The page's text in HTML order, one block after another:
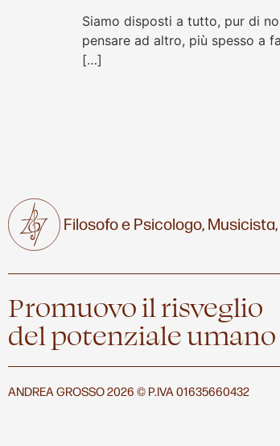
Siamo disposti a tutto, pur di
pensare ad altro, più spesso a
[…]
Filosofo e Psicologo,Musicista,
Promuovo il risveglio
del potenziale umano
ANDREA GROSSO 2026 © P.IVA 01635660432